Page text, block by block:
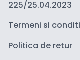
225/25.04.2023
Termeni si
Politica de retur